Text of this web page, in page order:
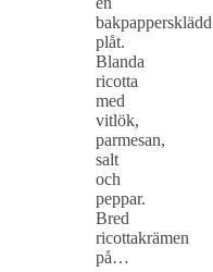
bakpappersklädd
plåt.
Blanda
ricotta
med
vitlök,
parmesan,
salt
och
peppar.
Bred
ricottakrämen
på…